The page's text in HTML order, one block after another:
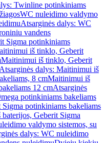
Twinline potinkiniams
WC nuleidimo valdymo
Atsarginės dalys: WC
vandens
Sigma potinkiniams
iš tinklo, Geberit
Maitinimui iš tinklo, Geberit
Atsarginės dalys: Maitinimui iš
8 cmMaitinimui iš
12 cmAtsarginės
potinkiniams bakeliams
potinkiniams bakeliams
Geberit Sigma
valdymo sistemos, su
dalys: WC nuleidimo